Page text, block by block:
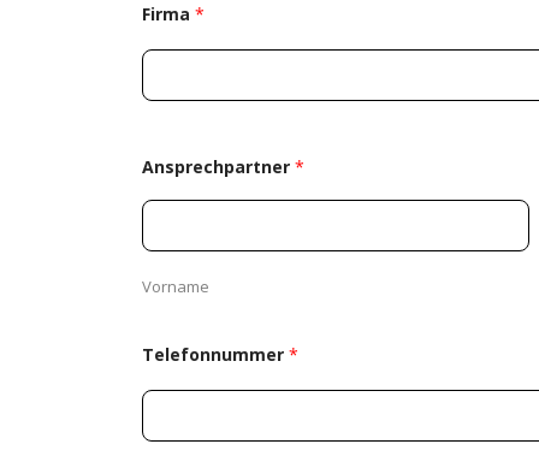
Firma *
Ansprechpartner *
Vorname
Telefonnummer *